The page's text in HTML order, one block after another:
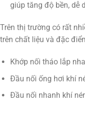
giúp tăng độ bền, dễ
Trên thị trường có rất
trên chất liệu và đặc
Khớp nối tháo lắp
Đầu nối ống hơi khí
Đầu nối nhanh khí